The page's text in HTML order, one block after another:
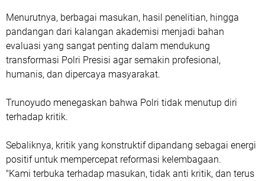
Menurutnya, berbagai masukan, hasil penelitian, hingga
pandangan dari kalangan akademisi menjadi bahan
evaluasi yang sangat penting dalam mendukung
transformasi Polri Presisi agar semakin profesional,
humanis, dan dipercaya masyarakat.
Trunoyudo menegaskan bahwa Polri tidak menutup diri
terhadap kritik.
Sebaliknya, kritik yang konstruktif dipandang sebagai energi
positif untuk mempercepat reformasi kelembagaan.
‎"Kami terbuka terhadap masukan, tidak anti kritik, dan terus